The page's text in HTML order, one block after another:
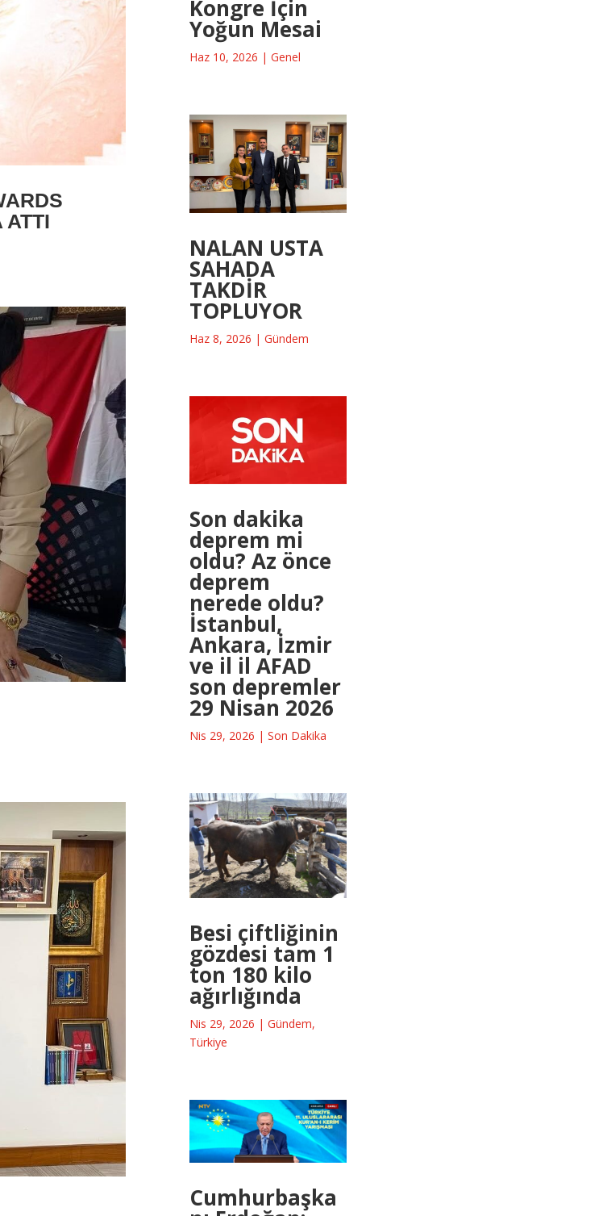
ATTI
Kongre İçin
Yoğun Mesai
Haz 10, 2026 |Genel
NALAN USTA
SAHADA
TAKDİR
TOPLUYOR
Haz 8, 2026 |Gündem
Son dakika
deprem mi
oldu? Az önce
deprem
nerede oldu?
İstanbul,
Ankara, İzmir
ve il il AFAD
son depremler
29 Nisan 2026
Nis 29, 2026 |Son Dakika
Besi çiftliğinin
gözdesi tam 1
ton 180 kilo
ağırlığında
Nis 29, 2026 |Gündem,
Türkiye
Cumhurbaşka